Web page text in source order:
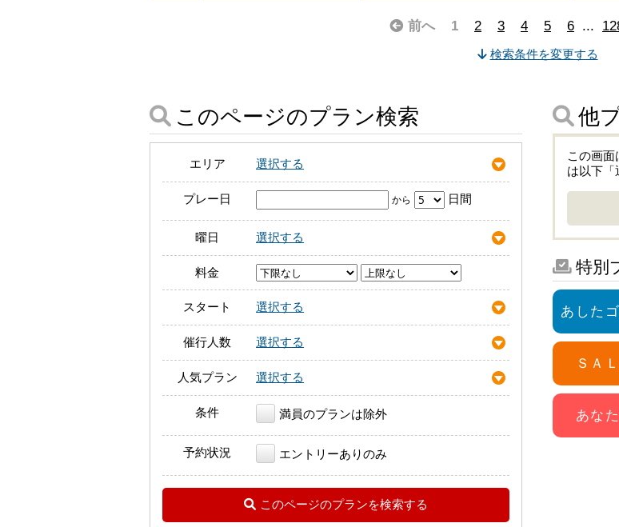
前へ 1 2 3 4 5 6 ...
検索条件を変更する
このページのプラン検索
エリア 選択する
プレー日 から 日間
曜日 選択する
料金
スタート 選択する
催行人数 選択する
人気プラン 選択する
条件 満員のプランは除外
予約状況 エントリーありのみ
このページのプランを検索する
他
この画
は以下「
特別
あした
ＳＡ
あな